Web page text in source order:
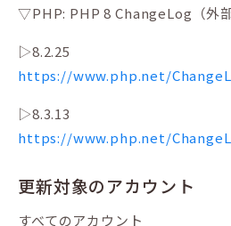
▽PHP: PHP 8 ChangeLog（外部
▷8.2.25
https://www.php.net/
▷8.3.13
https://www.php.net/
更新対象のアカウント
すべてのアカウント